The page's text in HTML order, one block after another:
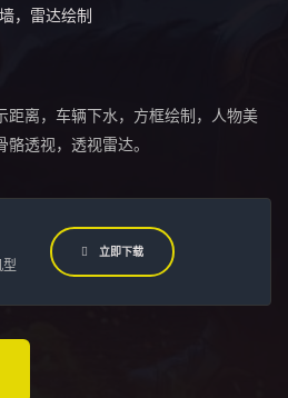
，雷达绘制
距离，车辆下水，方框绘制，人物美
透视，透视雷达。
型
立即下载